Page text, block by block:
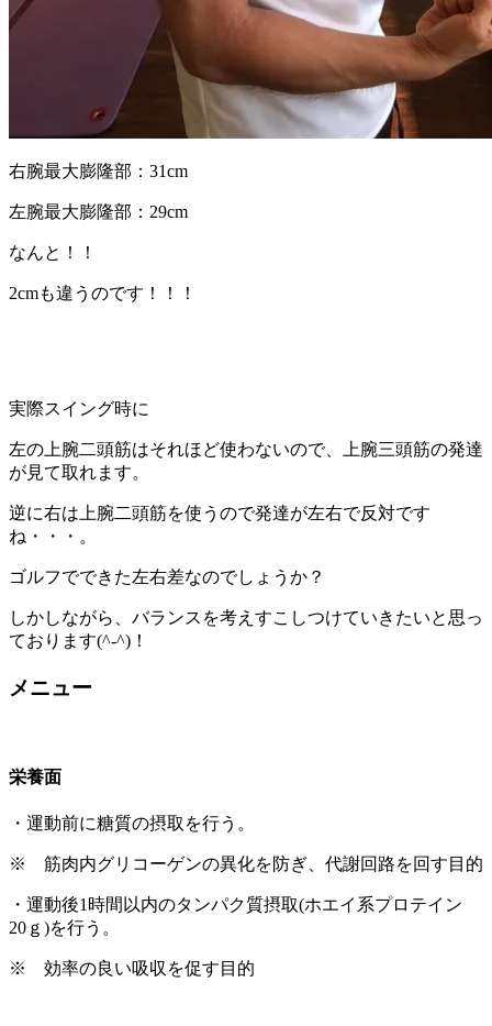
右腕最大膨隆部：31cm
左腕最大膨隆部：29cm
なんと！！
2cmも違うのです！！！
実際スイング時に
左の上腕二頭筋はそれほど使わないので、上腕三頭筋の発達
が見て取れます。
逆に右は上腕二頭筋を使うので発達が左右で反対です
ね・・・。
ゴルフでできた左右差なのでしょうか？
しかしながら、バランスを考えすこしつけていきたいと思っ
ております(^-^)！
メニュー
栄養面
・運動前に糖質の摂取を行う。
※ 筋肉内グリコーゲンの異化を防ぎ、代謝回路を回す目的
・運動後1時間以内のタンパク質摂取(ホエイ系プロテイン
20ｇ)を行う。
※ 効率の良い吸収を促す目的